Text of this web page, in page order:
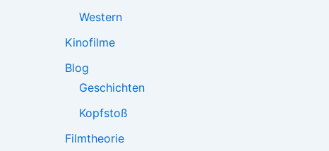
Western
Kinofilme
Blog
Geschichten
Kopfstoß
Filmtheorie